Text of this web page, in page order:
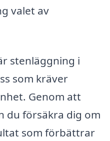
valet av
stenläggning i
som kräver
Genom att
du försäkra dig om
som förbättrar